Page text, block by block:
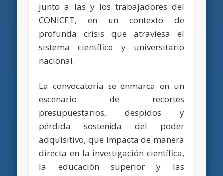
junto a las y los trabajadores del
CONICET, en un contexto de
profunda crisis que atraviesa el
sistema científico y universitario
nacional.
La convocatoria se enmarca en un
escenario de recortes
presupuestarios, despidos y
pérdida sostenida del poder
adquisitivo, que impacta de manera
directa en la investigación científica,
la educación superior y las